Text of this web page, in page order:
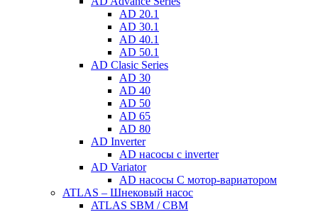
AD 20.1
AD 30.1
AD 40.1
AD 50.1
AD Clasic Series
AD 30
AD 40
AD 50
AD 65
AD 80
AD Inverter
AD насосы с inverter
AD Variator
AD насосы С мотор-вариатором
ATLAS – Шнековый насос
ATLAS SBM / CBM